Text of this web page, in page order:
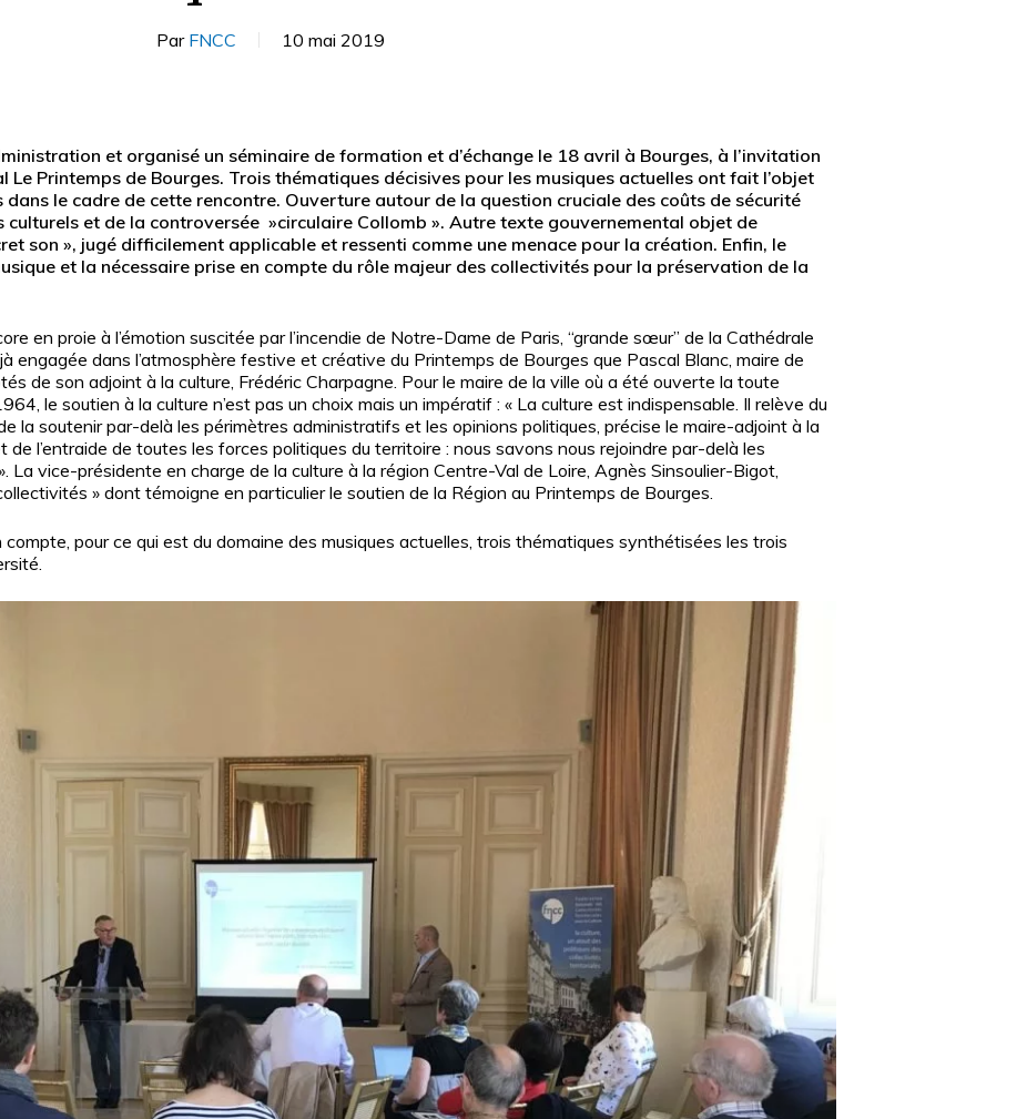
pour fermer
Par FNCC 10 mai 2019
et organisé un séminaire de formation et d’échange le 18 avril à Bourges, à l’invitation
Printemps de Bourges. Trois thématiques décisives pour les musiques actuelles ont fait l’objet
dans le cadre de cette rencontre. Ouverture autour de la question cruciale des coûts de sécurité
culturels et de la controversée »circulaire Collomb ». Autre texte gouvernemental objet de
son », jugé difficilement applicable et ressenti comme une menace pour la création. Enfin, le
et la nécessaire prise en compte du rôle majeur des collectivités pour la préservation de la
en proie à l’émotion suscitée par l’incendie de Notre-Dame de Paris, “grande sœur” de la Cathédrale
engagée dans l’atmosphère festive et créative du Printemps de Bourges que Pascal Blanc, maire de
de son adjoint à la culture, Frédéric Charpagne. Pour le maire de la ville où a été ouverte la toute
le soutien à la culture n’est pas un choix mais un impératif : « La culture est indispensable. Il relève du
la soutenir par-delà les périmètres administratifs et les opinions politiques, précise le maire-adjoint à la
de l’entraide de toutes les forces politiques du territoire : nous savons nous rejoindre par-delà les
La vice-présidente en charge de la culture à la région Centre-Val de Loire, Agnès Sinsoulier-Bigot,
» dont témoigne en particulier le soutien de la Région au Printemps de Bourges.
pour ce qui est du domaine des musiques actuelles, trois thématiques synthétisées les trois